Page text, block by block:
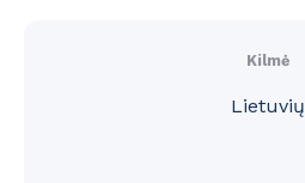
Kilmė
Lietuvių